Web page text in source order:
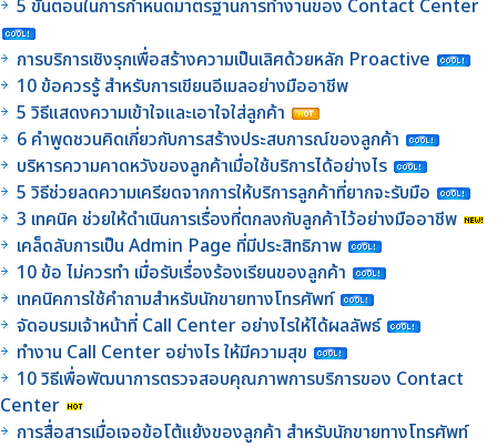
5 ขั้นตอนในการกำหนดมาตรฐานการทำงานของ Contact Center
การบริการเชิงรุกเพื่อสร้างความเป็นเลิศด้วยหลัก Proactive
10 ข้อควรรู้ สำหรับการเขียนอีเมลอย่างมืออาชีพ
5 วิธีแสดงความเข้าใจและเอาใจใส่ลูกค้า
6 คำพูดชวนคิดเกี่ยวกับการสร้างประสบการณ์ของลูกค้า
บริหารความคาดหวังของลูกค้าเมื่อใช้บริการได้อย่างไร
5 วิธีช่วยลดความเครียดจากการให้บริการลูกค้าที่ยากจะรับมือ
3 เทคนิค ช่วยให้ดำเนินการเรื่องที่ตกลงกับลูกค้าไว้อย่างมืออาชีพ
เคล็ดลับการเป็น Admin Page ที่มีประสิทธิภาพ
10 ข้อ ไม่ควรทำ เมื่อรับเรื่องร้องเรียนของลูกค้า
เทคนิคการใช้คำถามสำหรับนักขายทางโทรศัพท์
จัดอบรมเจ้าหน้าที่ Call Center อย่างไรให้ได้ผลลัพธ์
ทำงาน Call Center อย่างไร ให้มีความสุข
10 วิธีเพื่อพัฒนาการตรวจสอบคุณภาพการบริการของ Contact
Center
การสื่อสารเมื่อเจอข้อโต้แย้งของลูกค้า สำหรับนักขายทางโทรศัพท์